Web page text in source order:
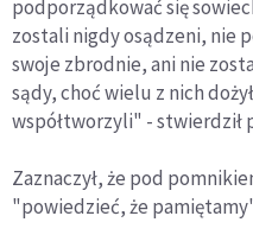
podporządkować się
zostali nigdy osądzeni, nie
swoje zbrodnie, ani nie
sądy, choć wielu z nich
współtworzyli" - stwierdził
Zaznaczył, że pod
"powiedzieć, że